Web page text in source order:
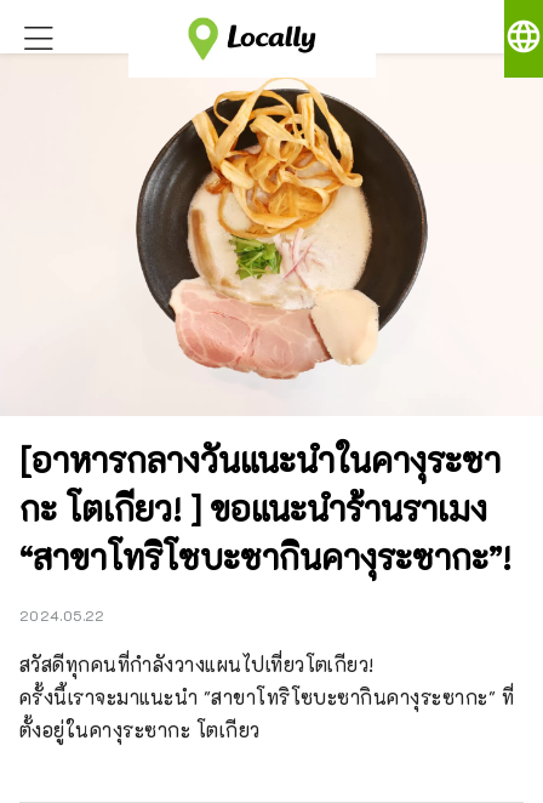
language
[อาหารกลางวันแนะนำในคางุระซา
กะ โตเกียว! ] ขอแนะนำร้านราเมง
“สาขาโทริโซบะซากินคางุระซากะ”!
2024.05.22
สวัสดีทุกคนที่กำลังวางแผนไปเที่ยวโตเกียว!
ครั้งนี้เราจะมาแนะนำ "สาขาโทริโซบะซากินคางุระซากะ" ที่
ตั้งอยู่ในคางุระซากะ โตเกียว